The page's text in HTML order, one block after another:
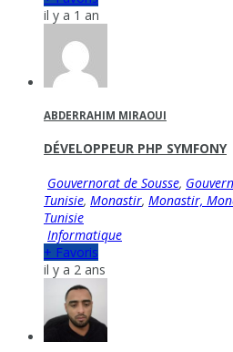
il y a 1 an
ABDERRAHIM MIRAOUI
DÉVELOPPEUR PHP SYMFONY
Gouvernorat de Sousse,
Tunisie, Monastir, Monastir,
Tunisie
Informatique
+ Favoris
il y a 2 ans